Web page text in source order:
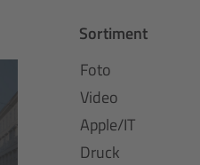
Sortiment
Foto
Video
Apple/IT
Druck